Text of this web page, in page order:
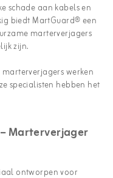
schade aan kabels en
biedt MartGuard® een
marterverjagers
zijn.
werken
specialisten hebben het
Marterverjager
ontworpen voor